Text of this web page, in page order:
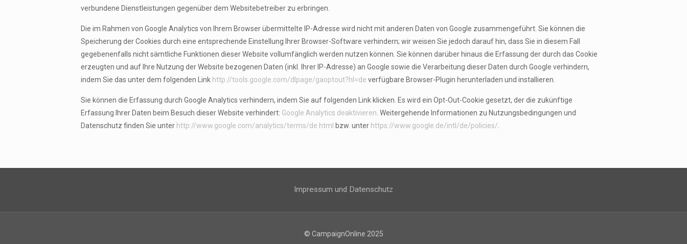
verbundene Dienstleistungen gegenüber dem Websitebetreiber zu erbringen.
Die im Rahmen von Google Analytics von Ihrem Browser übermittelte IP-Adresse wird nicht mit anderen Daten von Google zusammengeführt. Sie können die
Speicherung der Cookies durch eine entsprechende Einstellung Ihrer Browser-Software verhindern; wir weisen Sie jedoch darauf hin, dass Sie in diesem Fall
gegebenenfalls nicht sämtliche Funktionen dieser Website vollumfänglich werden nutzen können. Sie können darüber hinaus die Erfassung der durch das Cookie
erzeugten und auf Ihre Nutzung der Website bezogenen Daten (inkl. Ihrer IP-Adresse) an Google sowie die Verarbeitung dieser Daten durch Google verhindern,
indem Sie das unter dem folgenden Link http://tools.google.com/dlpage/gaoptout?hl=de verfügbare Browser-Plugin herunterladen und installieren.
Sie können die Erfassung durch Google Analytics verhindern, indem Sie auf folgenden Link klicken. Es wird ein Opt-Out-Cookie gesetzt, der die zukünftige
Erfassung Ihrer Daten beim Besuch dieser Website verhindert: Google Analytics deaktivieren . Weitergehende Informationen zu Nutzungsbedingungen und
Datenschutz finden Sie unter http://www.google.com/analytics/terms/de.html bzw. unter https://www.google.de/intl/de/policies/
Impressum und Datenschutz
© CampaignOnline 2025